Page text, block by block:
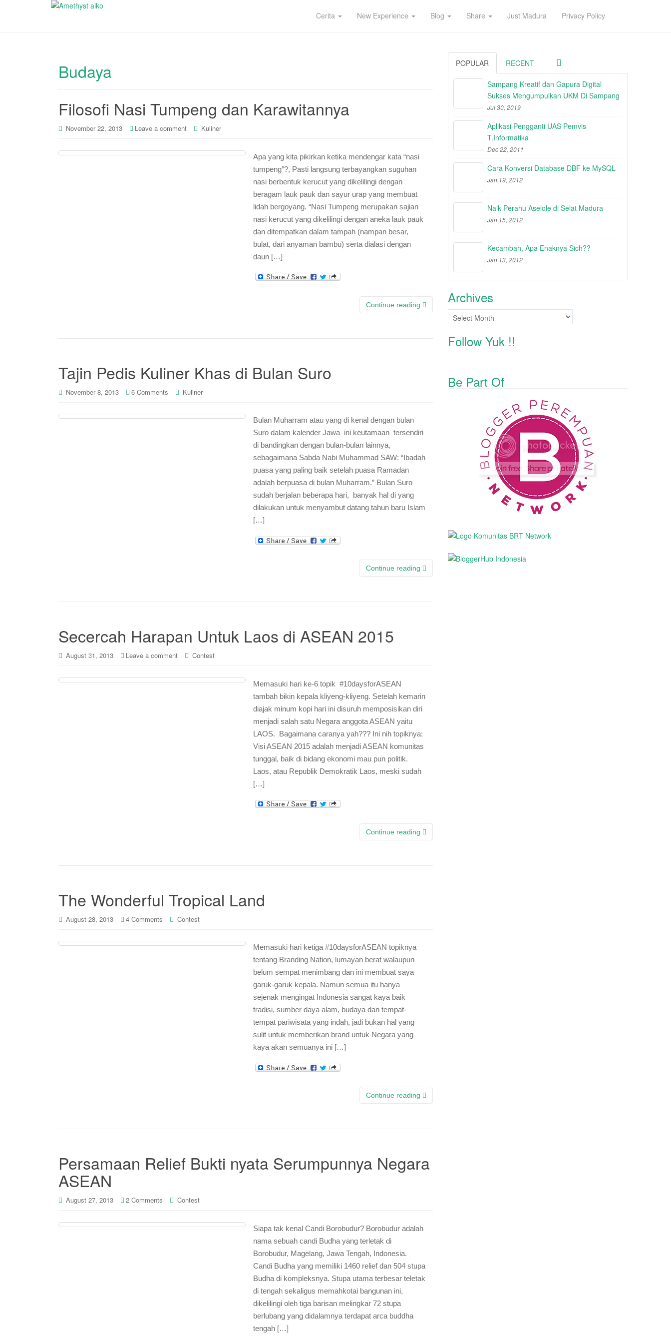
Cerita New Experience Blog Share Just Madura Privacy Policy
Budaya
Filosofi Nasi Tumpeng dan Karawitannya
November 22, 2013 Leave a comment Kuliner
Apa yang kita pikirkan ketika mendengar kata “nasi
tumpeng”?, Pasti langsung terbayangkan suguhan
nasi berbentuk kerucut yang dikelilingi dengan
beragam lauk pauk dan sayur urap yang membuat
lidah bergoyang. “Nasi Tumpeng merupakan sajian
nasi kerucut yang dikelilingi dengan aneka lauk pauk
dan ditempatkan dalam tampah (nampan besar,
bulat, dari anyaman bambu) serta dialasi dengan
daun […]
Continue reading
Tajin Pedis Kuliner Khas di Bulan Suro
November 8, 2013 6 Comments Kuliner
Bulan Muharram atau yang di kenal dengan bulan
Suro dalam kalender Jawa ini keutamaan tersendiri
di bandingkan dengan bulan-bulan lainnya,
sebagaimana Sabda Nabi Muhammad SAW: “Ibadah
puasa yang paling baik setelah puasa Ramadan
adalah berpuasa di bulan Muharram.” Bulan Suro
sudah berjalan beberapa hari, banyak hal di yang
dilakukan untuk menyambut datang tahun baru Islam
[…]
Continue reading
Secercah Harapan Untuk Laos di ASEAN 2015
August 31, 2013 Leave a comment Contest
Memasuki hari ke-6 topik #10daysforASEAN
tambah bikin kepala kliyeng-kliyeng. Setelah kemarin
diajak minum kopi hari ini disuruh memposisikan diri
menjadi salah satu Negara anggota ASEAN yaitu
LAOS. Bagaimana caranya yah??? Ini nih topiknya:
Visi ASEAN 2015 adalah menjadi ASEAN komunitas
tunggal, baik di bidang ekonomi mau pun politik.
Laos, atau Republik Demokratik Laos, meski sudah
[…]
Continue reading
The Wonderful Tropical Land
August 28, 2013 4 Comments Contest
Memasuki hari ketiga #10daysforASEAN topiknya
tentang Branding Nation, lumayan berat walaupun
belum sempat menimbang dan ini membuat saya
garuk-garuk kepala. Namun semua itu hanya
sejenak mengingat Indonesia sangat kaya baik
tradisi, sumber daya alam, budaya dan tempat-
tempat pariwisata yang indah, jadi bukan hal yang
sulit untuk memberikan brand untuk Negara yang
kaya akan semuanya ini […]
Continue reading
Persamaan Relief Bukti nyata Serumpunnya Negara
ASEAN
August 27, 2013 2 Comments Contest
Siapa tak kenal Candi Borobudur? Borobudur adalah
nama sebuah candi Budha yang terletak di
Borobudur, Magelang, Jawa Tengah, Indonesia.
Candi Budha yang memiliki 1460 relief dan 504 stupa
Budha di kompleksnya. Stupa utama terbesar teletak
di tengah sekaligus memahkotai bangunan ini,
dikelilingi oleh tiga barisan melingkar 72 stupa
berlubang yang didalamnya terdapat arca buddha
tengah […]
POPULAR RECENT
Sampang Kreatif dan Gapura Digital
Sukses Mengumpulkan UKM Di Sampang
Jul 30, 2019
Aplikasi Pengganti UAS Pemvis
T.Informatika
Dec 22, 2011
Cara Konversi Database DBF ke MySQL
Jan 19, 2012
Naik Perahu Aselole di Selat Madura
Jan 15, 2012
Kecambah, Apa Enaknya Sich??
Jan 13, 2012
Archives
Archives
Follow Yuk !!
Be Part Of